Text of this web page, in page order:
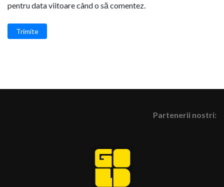
pentru data viitoare când o să comentez.
Trimite
Partenerii nostri: